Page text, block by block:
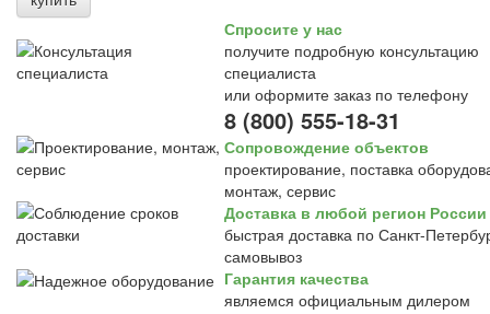
Спросите у нас
получите подробную консультацию
специалиста
или оформите заказ по телефону
8 (800) 555-18-31
Сопровождение объектов
проектирование, поставка
монтаж, сервис
Доставка в любой регион России
быстрая доставка по Санкт-
самовывоз
Гарантия качества
являемся официальным дилером